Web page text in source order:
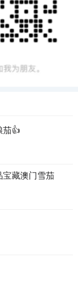
茄👍
宝藏澳门雪茄